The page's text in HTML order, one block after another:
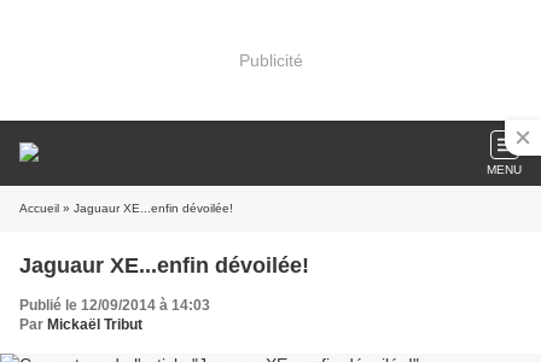
Publicité
MENU
Accueil » Jaguaur XE...enfin dévoilée!
Jaguaur XE...enfin dévoilée!
Publié le 12/09/2014 à 14:03
Par Mickaël Tribut